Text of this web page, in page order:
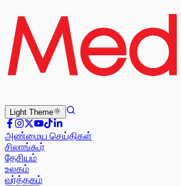
Light Theme
அண்மைய செய்திகள்
சிலாங்கூர்
தேசியம்
உலகம்
வர்த்தகம்